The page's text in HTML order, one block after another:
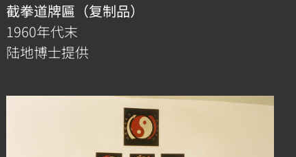
簿
截拳道牌匾（复制品）
1960年代末
陆地博士提供